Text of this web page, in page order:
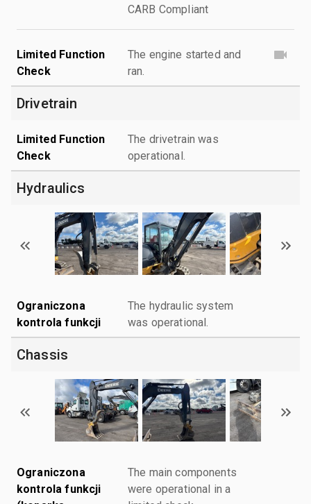
CARB Compliant
Limited Function
Check
The engine started and
ran.
Drivetrain
Limited Function
Check
The drivetrain was
operational.
Hydraulics
Ograniczona
kontrola funkcji
The hydraulic system
was operational.
Chassis
Ograniczona
kontrola funkcji
The main components
were operational in a